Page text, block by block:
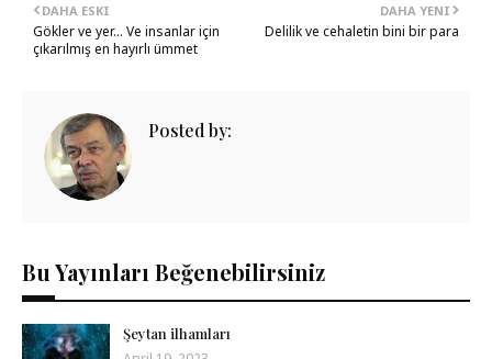
DAHA YENI
Delilik ve cehaletin bini bir para
DAHA ESKI
Gökler ve yer... Ve insanlar için
çıkarılmış en hayırlı ümmet
Posted by:
Bu Yayınları Beğenebilirsiniz
Şeytan ilhamları